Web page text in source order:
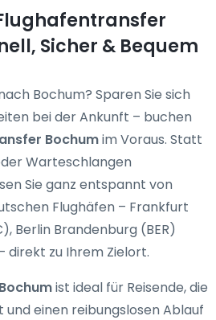
Sicher & Bequem
Bochum? Sparen Sie sich
bei der Ankunft – buchen
Bochumim Voraus. Statt
Warteschlangen
Sie ganz entspannt von
Flughäfen – Frankfurt
Berlin Brandenburg (BER)
direkt zu Ihrem Zielort.
ist ideal für Reisende, die
einen reibungslosen Ablauf